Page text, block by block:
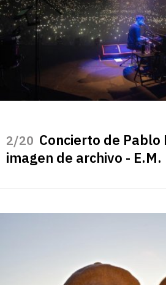
/20 Concierto de Pablo
imagen de archivo - E.M.